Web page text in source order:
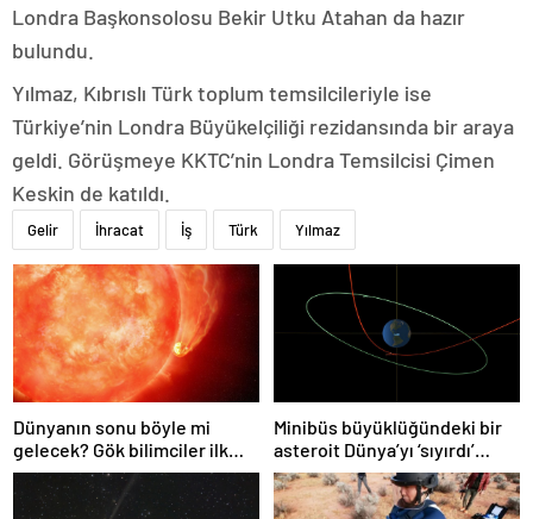
Londra Başkonsolosu Bekir Utku Atahan da hazır
bulundu.
Yılmaz, Kıbrıslı Türk toplum temsilcileriyle ise
Türkiye’nin Londra Büyükelçiliği rezidansında bir araya
geldi. Görüşmeye KKTC’nin Londra Temsilcisi Çimen
Keskin de katıldı.
Gelir İhracat İş Türk Yılmaz
Dünyanın sonu böyle mi
gelecek? Gök bilimciler ilk
kez sönen yıldızın gezegeni
yutmasına tanık oldu
Minibüs büyüklüğündeki bir
asteroit Dünya’yı ‘sıyırdı’
geçti